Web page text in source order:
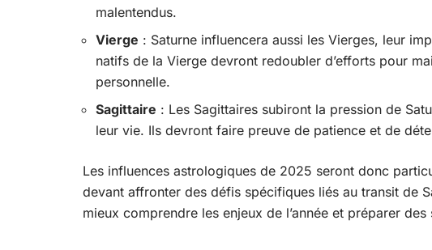
malentendus.
Vierge : Saturne influencera aussi les Vierges, leur
natifs de la Vierge devront redoubler d’efforts pour
personnelle.
Sagittaire : Les Sagittaires subiront la pression de
leur vie. Ils devront faire preuve de patience et de
Les influences astrologiques de 2025 seront donc
devant affronter des défis spécifiques liés au transit de
mieux comprendre les enjeux de l’année et préparer